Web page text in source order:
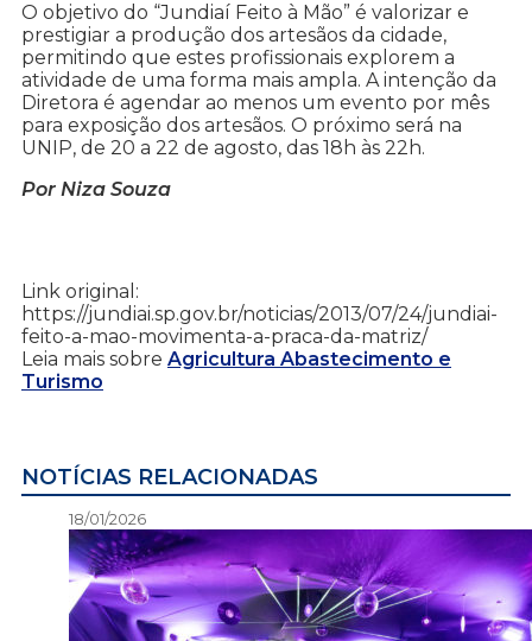
O objetivo do “Jundiaí Feito à Mão” é valorizar e
prestigiar a produção dos artesãos da cidade,
permitindo que estes profissionais explorem a
atividade de uma forma mais ampla. A intenção da
Diretora é agendar ao menos um evento por mês
para exposição dos artesãos. O próximo será na
UNIP, de 20 a 22 de agosto, das 18h às 22h.
Por Niza Souza
Link original:
https://jundiai.sp.gov.br/noticias/2013/07/24/jundiai-
feito-a-mao-movimenta-a-praca-da-matriz/
Leia mais sobre Agricultura Abastecimento e
Turismo
NOTÍCIAS RELACIONADAS
18/01/2026